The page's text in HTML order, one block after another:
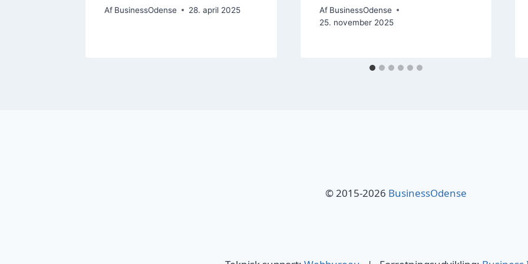
Af BusinessOdense 28. april 2025 Af BusinessOdense
25. november 2025
© 2015-2026 BusinessOdense